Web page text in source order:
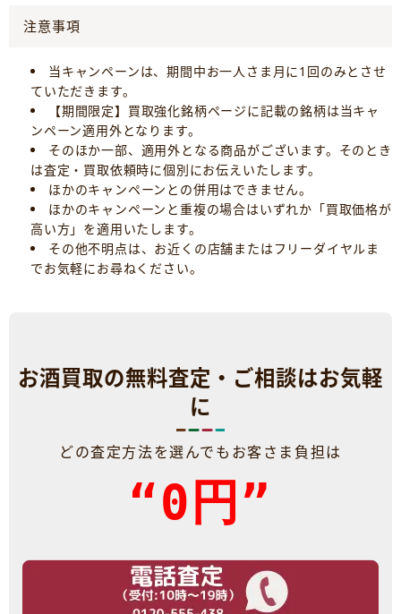
注意事項
当キャンペーンは、期間中お一人さま月に1回のみとさせ
ていただきます。
【期間限定】買取強化銘柄ページに記載の銘柄は当キャ
ンペーン適用外となります。
そのほか一部、適用外となる商品がございます。そのとき
は査定・買取依頼時に個別にお伝えいたします。
ほかのキャンペーンとの併用はできません。
ほかのキャンペーンと重複の場合はいずれか「買取価格が
高い方」を適用いたします。
その他不明点は、お近くの店舗またはフリーダイヤルま
でお気軽にお尋ねください。
お酒買取の無料査定・ご相談はお気軽
に
どの査定方法を選んでもお客さま負担は
“0円”